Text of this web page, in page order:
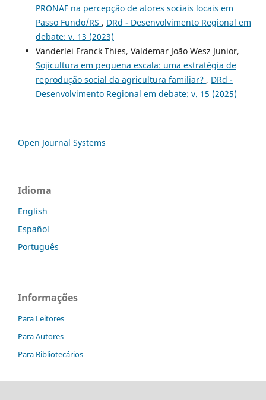
PRONAF na percepção de atores sociais locais em
Passo Fundo/RS , DRd - Desenvolvimento Regional em
debate: v. 13 (2023)
Vanderlei Franck Thies, Valdemar João Wesz Junior,
Sojicultura em pequena escala: uma estratégia de
reprodução social da agricultura familiar? , DRd -
Desenvolvimento Regional em debate: v. 15 (2025)
Open Journal Systems
Idioma
English
Español
Português
Informações
Para Leitores
Para Autores
Para Bibliotecários